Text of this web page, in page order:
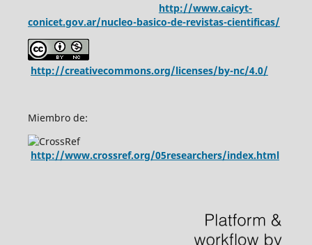
http://www.caicyt-
conicet.gov.ar/nucleo-basico-de-revistas-cientificas/
http://creativecommons.org/licenses/by-nc/4.0/
Miembro de:
http://www.crossref.org/05researchers/index.html